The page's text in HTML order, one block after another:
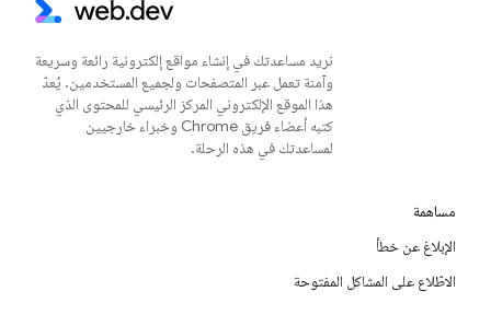
نريد مساعدتك في إنشاء مواقع إلكترونية رائعة وسريعة
وآمنة تعمل عبر المتصفحات ولجميع المستخدمين. يُعدّ
هذا الموقع الإلكتروني المركز الرئيسي للمحتوى الذي
كتبه أعضاء فريق Chrome وخبراء خارجيين
لمساعدتك في هذه الرحلة.
مساهمة
الإبلاغ عن خطأ
الاطّلاع على المشاكل المفتوحة